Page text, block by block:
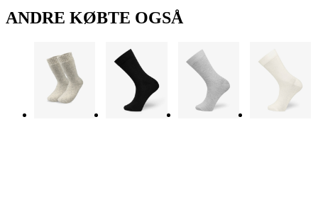
ANDRE KØBTE OGSÅ